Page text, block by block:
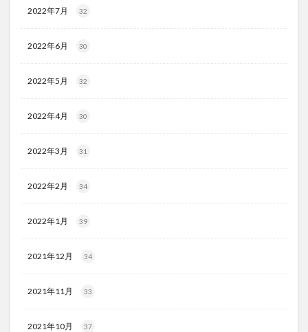
2022年7月 32
2022年6月 30
2022年5月 32
2022年4月 30
2022年3月 31
2022年2月 34
2022年1月 39
2021年12月 34
2021年11月 33
2021年10月 37